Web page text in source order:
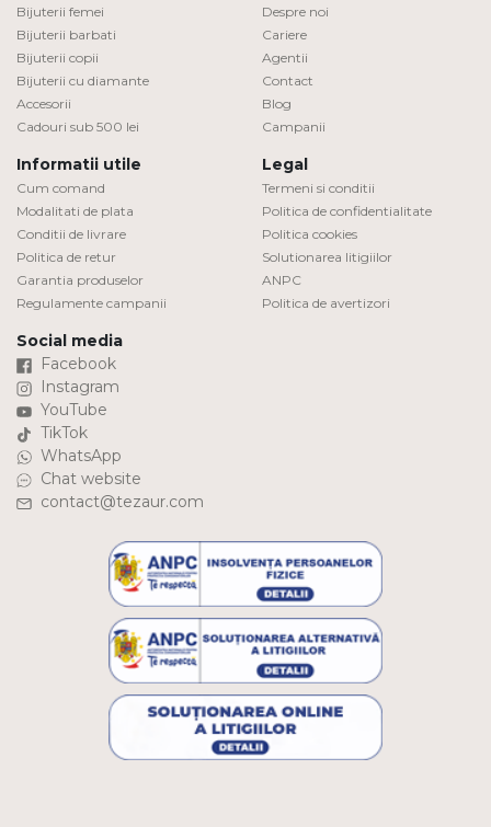
Bijuterii femei
Bijuterii barbati
Bijuterii copii
Bijuterii cu diamante
Accesorii
Cadouri sub 500 lei
Despre noi
Cariere
Agentii
Contact
Blog
Campanii
Informatii utile
Cum comand
Modalitati de plata
Conditii de livrare
Politica de retur
Garantia produselor
Regulamente campanii
Legal
Termeni si conditii
Politica de confidentialitate
Politica cookies
Solutionarea litigiilor
ANPC
Politica de avertizori
Social media
Facebook
Instagram
YouTube
TikTok
WhatsApp
Chat website
contact@tezaur.com